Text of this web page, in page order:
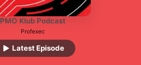
PMO Klub Podcast
Profexec
Latest Episode